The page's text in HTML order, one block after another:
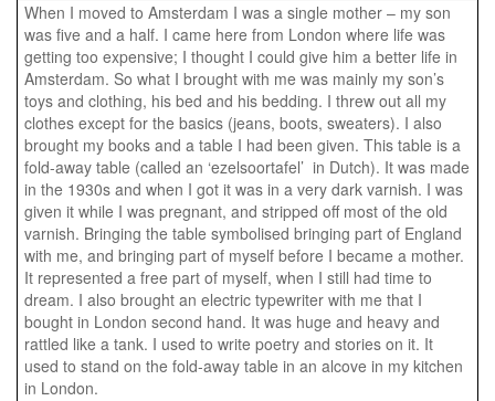
When I moved to Amsterdam I was a single mother – my son
was five and a half. I came here from London where life was
getting too expensive; I thought I could give him a better life in
Amsterdam. So what I brought with me was mainly my son’s
toys and clothing, his bed and his bedding. I threw out all my
clothes except for the basics (jeans, boots, sweaters). I also
brought my books and a table I had been given. This table is a
fold-away table (called an ‘ezelsoortafel’ in Dutch). It was made
in the 1930s and when I got it was in a very dark varnish. I was
given it while I was pregnant, and stripped off most of the old
varnish. Bringing the table symbolised bringing part of England
with me, and bringing part of myself before I became a mother.
It represented a free part of myself, when I still had time to
dream. I also brought an electric typewriter with me that I
bought in London second hand. It was huge and heavy and
rattled like a tank. I used to write poetry and stories on it. It
used to stand on the fold-away table in an alcove in my kitchen
in London.